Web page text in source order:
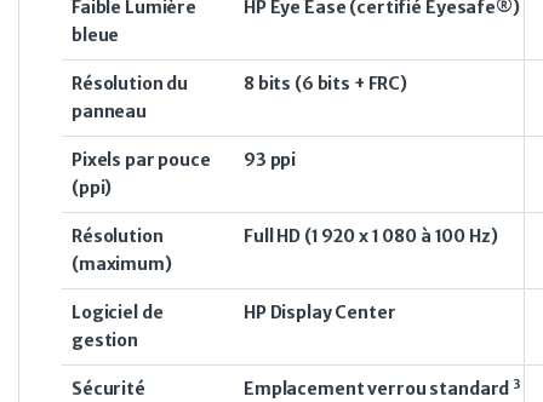
Faible Lumière
bleue
HP Eye Ease (certifié Eyesafe®)
Résolution du
panneau
8 bits (6 bits + FRC)
Pixels par pouce
(ppi)
93 ppi
Résolution
(maximum)
Full HD (1 920 x 1 080 à 100 Hz)
Logiciel de
gestion
HP Display Center
Sécurité
Emplacement verrou standard 3